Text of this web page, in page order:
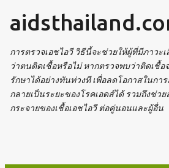
ข้ามไปที่เนื้อหาห
การตรวจเอชไอวี วิธีนี้จะช่วยให้ผู้ที่มีภาวะ
ว่าตนติดเชื้อหรือไม่ หากตรวจพบว่าติดเชื้อ
รักษาได้อย่างทันท่วงที เพื่อลดโอกาสในกา
กลายเป็นระยะของโรคเอดส์ได้ รวมถึงช่ว
กระจายของเชื้อเอชไอวี ต่อคู่นอนและผู้อื่น